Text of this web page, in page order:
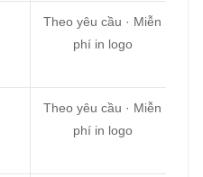
Theo yêu cầu · Miễn
phí in logo
Theo yêu cầu · Miễn
phí in logo